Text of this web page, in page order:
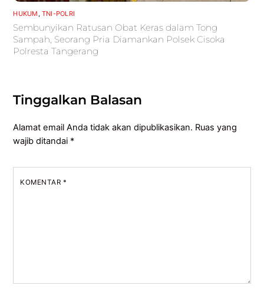
HUKUM TNI-POLRI
Sembunyikan Ratusan Obat Keras dalam Tong
Sampah, Seorang Pria Diamankan Polsek Cisoka
Polresta Tangerang
Tinggalkan Balasan
Alamat email Anda tidak akan dipublikasikan. Ruas yang
wajib ditandai *
KOMENTAR *